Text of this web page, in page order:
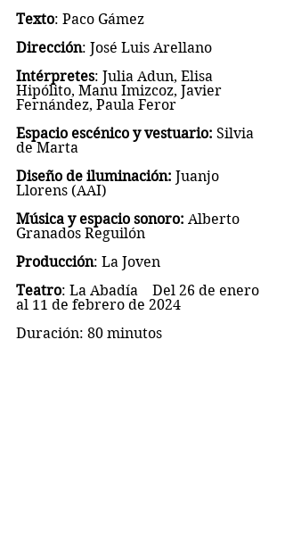
Texto: Paco Gámez
Dirección: José Luis Arellano
Intérpretes: Julia Adun, Elisa
Hipólito, Manu Imizcoz, Javier
Fernández, Paula Feror
Espacio escénico y vestuario: Silvia
de Marta
Diseño de iluminación: Juanjo
Llorens (AAI)
Música y espacio sonoro: Alberto
Granados Reguilón
Producción: La Joven
Teatro: La Abadía    Del 26 de enero
al 11 de febrero de 2024
Duración: 80 minutos